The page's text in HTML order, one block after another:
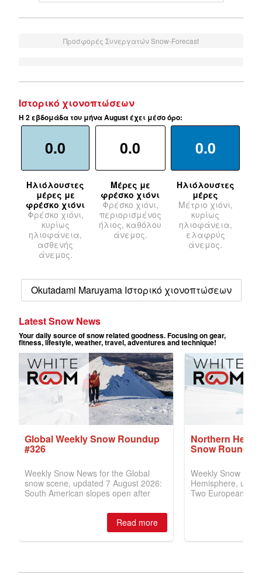
Προσφορές Συνεργατών Snow-Forecast
Ιστορικό χιονοπτώσεων
Η 2 εβδομάδα του μήνα August έχει μέσο όρο:
0.0
Ηλιόλουστες
μέρες με
φρέσκο χιόνι
Φρέσκο χιόνι,
κυρίως
ηλιοφάνεια,
ασθενής
άνεμος.
0.0
Μέρες με
φρέσκο χιόνι
Φρέσκο χιόνι,
περιορισμένος
ήλιος, καθόλου
άνεμος.
0.0
Ηλιόλουστες
μέρες
Μέτριο χιόνι,
κυρίως
ηλιοφάνεια,
ελαφρύς
άνεμος.
Okutadami Maruyama Ιστορικό χιονοπτώσεων